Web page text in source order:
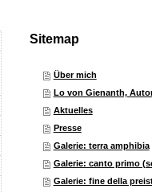
Sitemap
Über mich
Lo von Gienanth,
Aktuelles
Presse
Galerie: terra amphibia
Galerie: canto primo
Galerie: fine della